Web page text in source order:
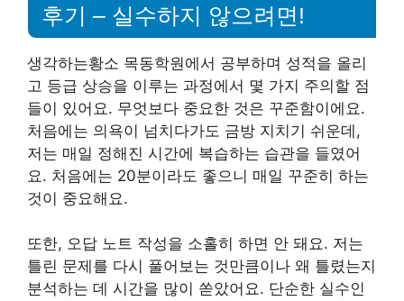
후기 – 실수하지 않으려면!
생각하는황소 목동학원에서 공부하며 성적을 올리
고 등급 상승을 이루는 과정에서 몇 가지 주의할 점
들이 있어요. 무엇보다 중요한 것은 꾸준함이에요.
처음에는 의욕이 넘치다가도 금방 지치기 쉬운데,
저는 매일 정해진 시간에 복습하는 습관을 들였어
요. 처음에는 20분이라도 좋으니 매일 꾸준히 하는
것이 중요해요.
또한, 오답 노트 작성을 소홀히 하면 안 돼요. 저는
틀린 문제를 다시 풀어보는 것만큼이나 왜 틀렸는지
분석하는 데 시간을 많이 쏟았어요. 단순한 실수인